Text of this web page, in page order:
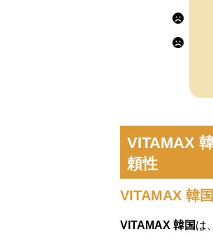
VITAMAX
頼性
VITAMAX 韓
VITAMAX 韓国は